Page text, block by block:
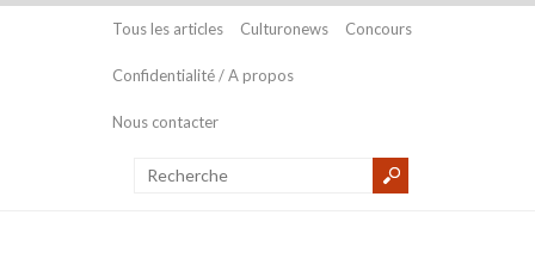
Tous les articles Culturonews Concours
Confidentialité / A propos
Nous contacter